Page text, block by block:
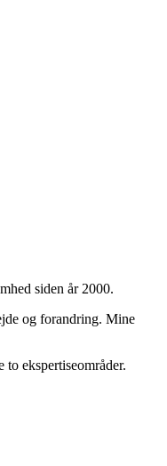
siden år 2000.
og forandring. Mine
to ekspertiseområder.